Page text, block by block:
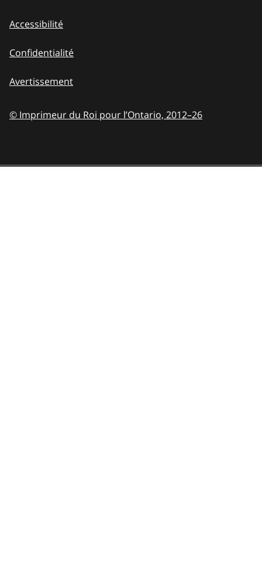
Accessibilité
Confidentialité
Avertissement
© Imprimeur du Roi pour l’Ontario, 2012–26